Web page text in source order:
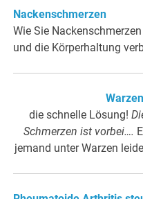
Nackenschmerzen
Wie Sie
und die Körperhaltung
die schnelle Lösung!
Schmerzen ist vorbei….
jemand unter Warzen